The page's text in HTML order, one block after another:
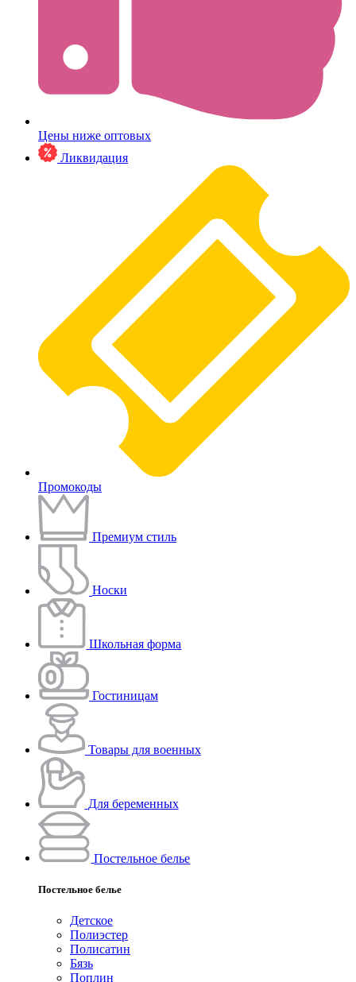
Цены ниже оптовых
Ликвидация
Промокоды
Премиум стиль
Носки
Школьная форма
Гостиницам
Товары для военных
Для беременных
Постельное белье
Постельное белье
Детское
Полиэстeр
Полисатин
Бязь
Поплин